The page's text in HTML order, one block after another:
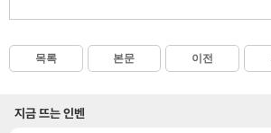
목록 본문 이전
지금 뜨는 인벤